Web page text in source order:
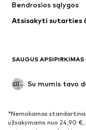
Apatiniai
Paltai
Proginiai
BATAI
Bendrosios sąlygos
Atsisakyti sutarties
SAUGUS APSIPIRKIMAS
Su mumis tavo
*Nemokamas
užsakymams nuo 24,90